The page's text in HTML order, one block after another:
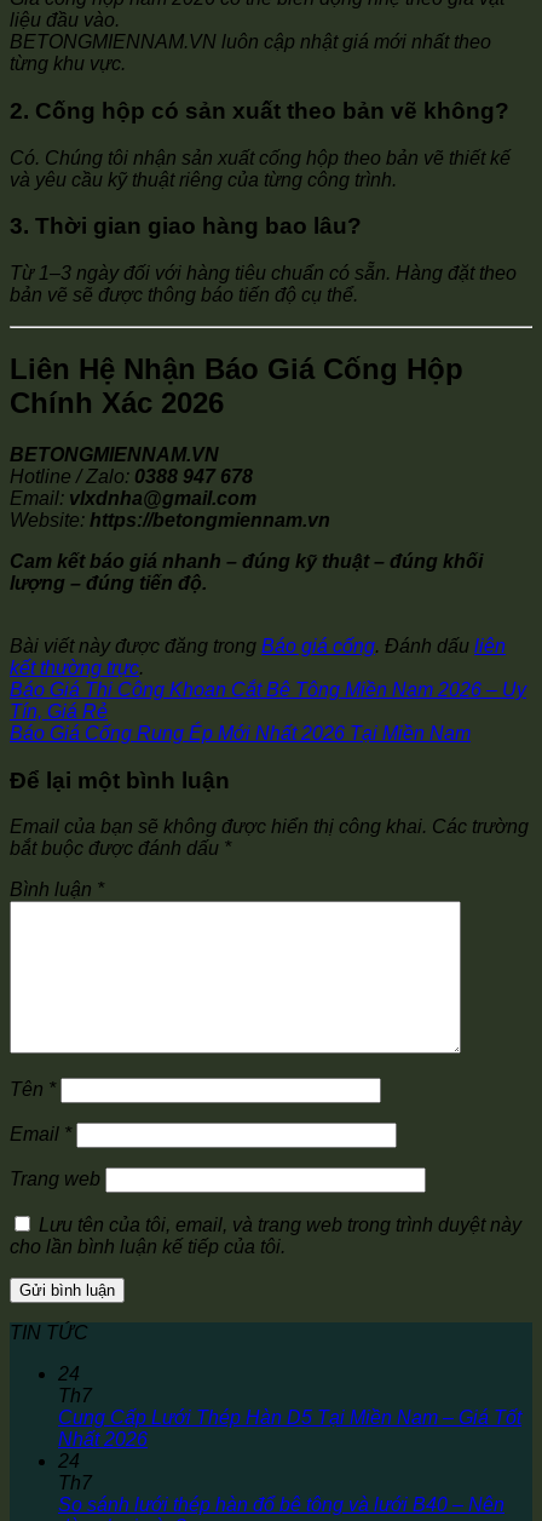
liệu đầu vào.
BETONGMIENNAM.VN luôn cập nhật giá mới nhất theo
từng khu vực.
2. Cống hộp có sản xuất theo bản vẽ không?
Có. Chúng tôi nhận sản xuất cống hộp theo bản vẽ thiết kế
và yêu cầu kỹ thuật riêng của từng công trình.
3. Thời gian giao hàng bao lâu?
Từ 1–3 ngày đối với hàng tiêu chuẩn có sẵn. Hàng đặt theo
bản vẽ sẽ được thông báo tiến độ cụ thể.
Liên Hệ Nhận Báo Giá Cống Hộp
Chính Xác 2026
BETONGMIENNAM.VN
Hotline / Zalo: 0388 947 678
Email: vlxdnha@gmail.com
Website: https://betongmiennam.vn
Cam kết báo giá nhanh – đúng kỹ thuật – đúng khối
lượng – đúng tiến độ.
Bài viết này được đăng trong Báo giá cống. Đánh dấu liên
kết thường trực.
Báo Giá Thi Công Khoan Cắt Bê Tông Miền Nam 2026 – Uy
Tín, Giá Rẻ
Báo Giá Cống Rung Ép Mới Nhất 2026 Tại Miền Nam
Để lại một bình luận
Email của bạn sẽ không được hiển thị công khai. Các trường
bắt buộc được đánh dấu *
Bình luận *
Tên *
Email *
Trang web
Lưu tên của tôi, email, và trang web trong trình duyệt này
cho lần bình luận kế tiếp của tôi.
TIN TỨC
24
Th7
Cung Cấp Lưới Thép Hàn D5 Tại Miền Nam – Giá Tốt
Nhất 2026
24
Th7
So sánh lưới thép hàn đổ bê tông và lưới B40 – Nên